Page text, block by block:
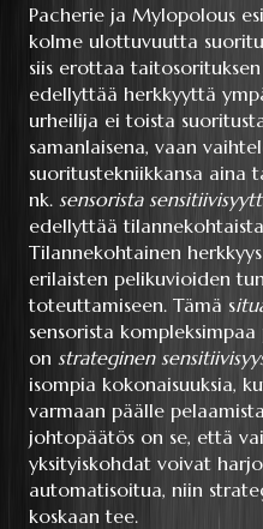
Pacherie ja Mylopolous
kolme ulottuvuutta
siis erottaa taitosorituksen
edellyttää herkkyyttä
urheilija ei toista
samanlaisena, vaan
suoritustekniikkansa aina
nk. sensorista
edellyttää
Tilannekohtainen
erilaisten pelikuvioiden
toteuttamiseen. Tämä s
sensorista
on strateginen
isompia kokonaisuuksia,
varmaan päälle
johtopäätös on se, että
yksityiskohdat voivat
automatisoitua, niin
koskaan tee.